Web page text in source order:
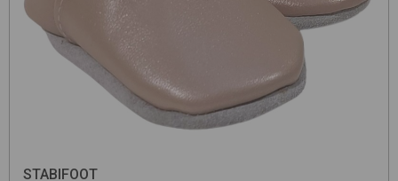
STABIFOOT